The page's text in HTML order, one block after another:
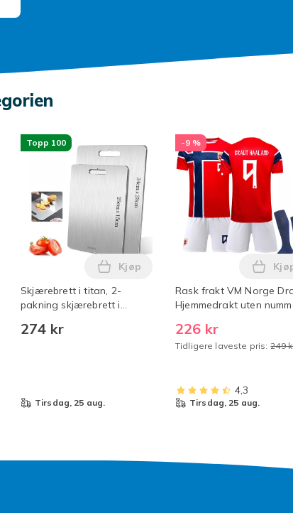
Nice Cube Stressball & Sensorisk Leketøy Blå Blue
Topp 100
Skjærebrett i titan, 2-
pakning skjærebrett i
kvalitetsbrett
274 kr
Legg Skjærebrett i titan, 2-
Kjøp
tirsdag, 25 aug.
-9 %
Rask frakt VM Norge
Hjemmedrakt uten
Haaland Nr.9 Haaland 28
226 kr
Tidligere laveste pris: 249
4,3
tirsdag, 25 aug.